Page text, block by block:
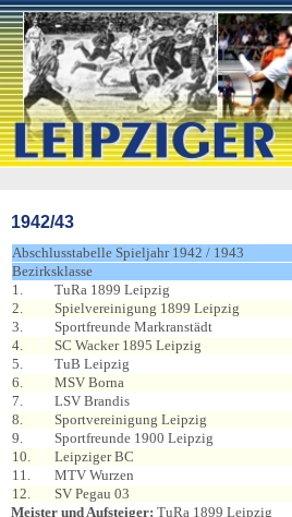
1942/43
Abschlusstabelle Spieljahr 1942 / 1943
Bezirksklasse
1.
TuRa 1899 Leipzig
2.
Spielvereinigung 1899 Leipzig
3.
Sportfreunde Markranstädt
4.
SC Wacker 1895 Leipzig
5.
TuB Leipzig
6.
MSV Borna
7.
LSV Brandis
8.
Sportvereinigung Leipzig
9.
Sportfreunde 1900 Leipzig
10.
Leipziger BC
11.
MTV Wurzen
12.
SV Pegau 03
Meister und Aufsteiger: TuRa 1899 Leipzig